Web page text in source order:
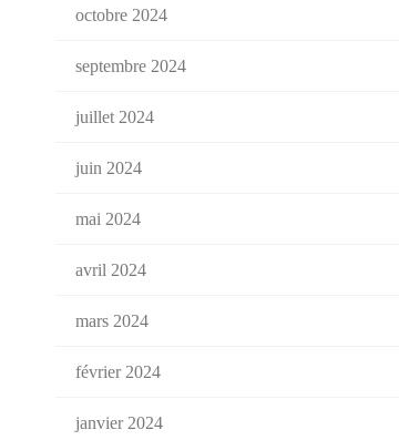
octobre 2024
septembre 2024
juillet 2024
juin 2024
mai 2024
avril 2024
mars 2024
février 2024
janvier 2024